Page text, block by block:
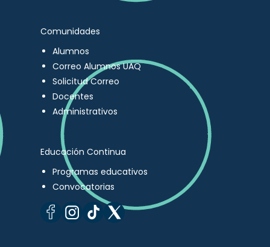
Comunidades
Alumnos
Correo Alumnos UAQ
Solicitud Correo
Docentes
Administrativos
Educación Continua
Programas educativos
Convocatorias